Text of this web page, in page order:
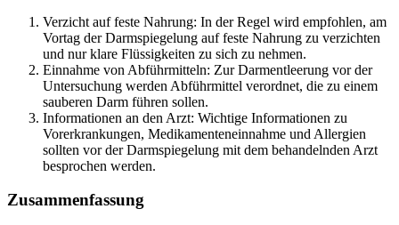
Verzicht auf feste Nahrung: In der Regel wird empfohlen, am
Vortag der Darmspiegelung auf feste Nahrung zu verzichten
und nur klare Flüssigkeiten zu sich zu nehmen.
Einnahme von Abführmitteln: Zur Darmentleerung vor der
Untersuchung werden Abführmittel verordnet, die zu einem
sauberen Darm führen sollen.
Informationen an den Arzt: Wichtige Informationen zu
Vorerkrankungen, Medikamenteneinnahme und Allergien
sollten vor der Darmspiegelung mit dem behandelnden Arzt
besprochen werden.
Zusammenfassung